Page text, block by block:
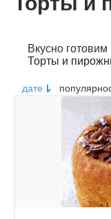
Вкусно готовим
Торты и
дате